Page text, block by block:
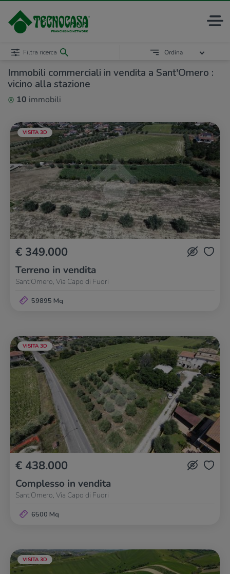
Immobili commerciali in vendita a Sant'Omero :
vicino alla stazione
10 immobili
Filtra ricerca Ordina
VISITA 3D
€ 349.000
Terreno in vendita
Sant'Omero, Via Capo di Fuori
59895 Mq
VISITA 3D
€ 438.000
Complesso in vendita
Sant'Omero, Via Capo di Fuori
6500 Mq
VISITA 3D